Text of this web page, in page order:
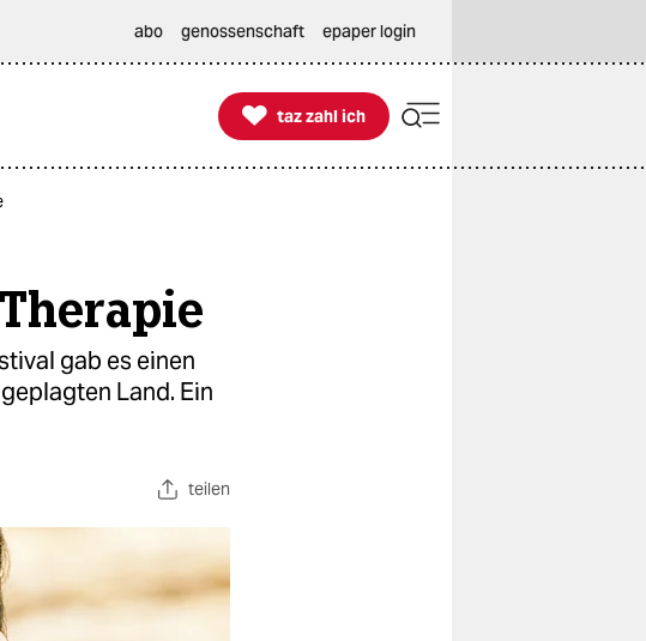
abo genossenschaft epaper login

taz zahl ich
taz zahl ich
gab es einen
Land. Ein
teilen